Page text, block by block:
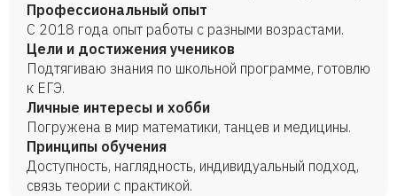
Профессиональный опыт
С 2018 года опыт работы с разными возрастами.
Цели и достижения учеников
Подтягиваю знания по школьной программе, готовлю
к ЕГЭ.
Личные интересы и хобби
Погружена в мир математики, танцев и медицины.
Принципы обучения
Доступность, наглядность, индивидуальный подход,
связь теории с практикой.